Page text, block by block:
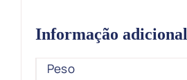
Informação adicional
Peso